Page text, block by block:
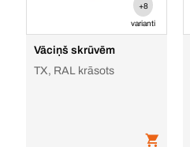
+8
varianti
Vāciņš skrūvēm
TX, RAL krāsots